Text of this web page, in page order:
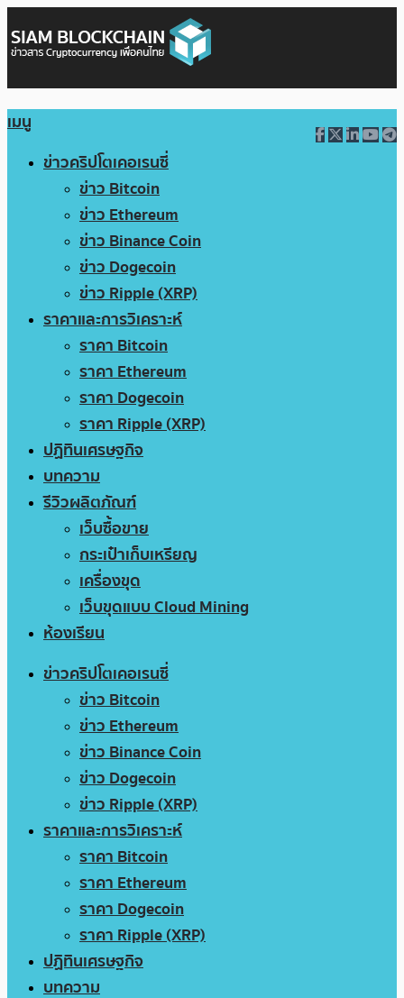
เมนู
ข่าวคริปโตเคอเรนซี่
ข่าว Bitcoin
ข่าว Ethereum
ข่าว Binance Coin
ข่าว Dogecoin
ข่าว Ripple (XRP)
ราคาและการวิเคราะห์
ราคา Bitcoin
ราคา Ethereum
ราคา Dogecoin
ราคา Ripple (XRP)
ปฏิทินเศรษฐกิจ
บทความ
รีวิวผลิตภัณฑ์
เว็บซื้อขาย
กระเป๋าเก็บเหรียญ
เครื่องขุด
เว็บขุดแบบ Cloud Mining
ห้องเรียน
ข่าวคริปโตเคอเรนซี่
ข่าว Bitcoin
ข่าว Ethereum
ข่าว Binance Coin
ข่าว Dogecoin
ข่าว Ripple (XRP)
ราคาและการวิเคราะห์
ราคา Bitcoin
ราคา Ethereum
ราคา Dogecoin
ราคา Ripple (XRP)
ปฏิทินเศรษฐกิจ
บทความ